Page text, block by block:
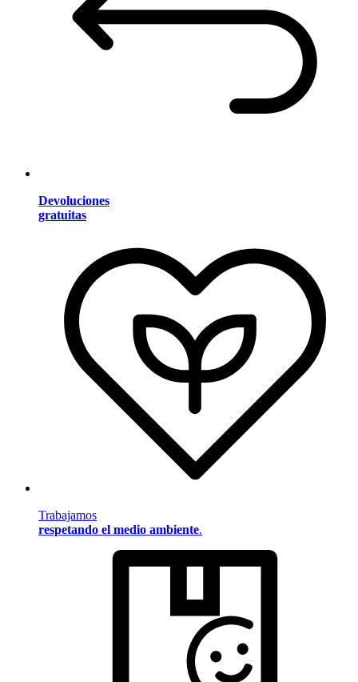
Devoluciones
gratuitas
Trabajamos
respetando el medio ambiente.